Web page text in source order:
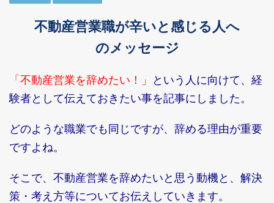
不動産営業職が辛いと感じる人へ
のメッセージ
「不動産営業を辞めたい！」
という人に向けて、経
験者として伝えておきたい事を記事にしました。
どのような職業でも同じですが、辞める理由が重要
ですよね。
そこで、不動産営業を辞めたいと思う動機と、解決
策・考え方等についてお伝えしていきます。